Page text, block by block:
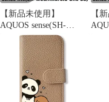
【新品未使用】
AQUOS sense(SH-
01K/SHV40) 手帳型ス
マホ ケース (色：アイ
スグリーン×ぶどう総
柄) ぶどう 葡萄 リボン
巨峰 フルーツ 総柄
flip2-sh01k-icgr-577
【
マ
ー
間
ン